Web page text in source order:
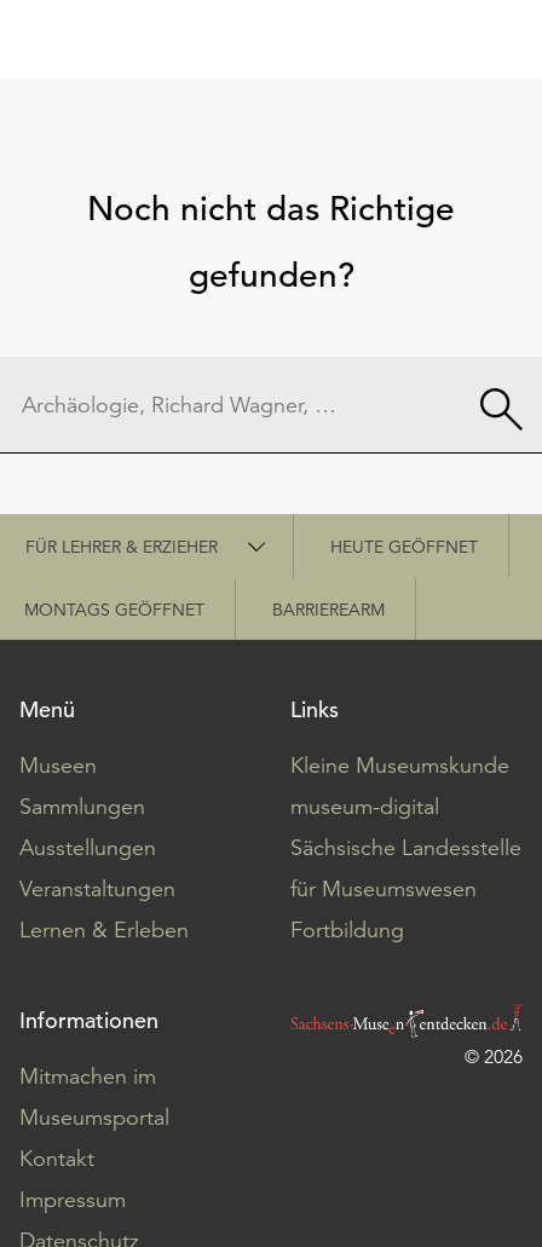
Noch nicht das Richtige
gefunden?
Schnellzugriff
FÜR LEHRER & ERZIEHER HEUTE GEÖFFNET
MONTAGS GEÖFFNET BARRIEREARM
Menü
Museen
Sammlungen
Ausstellungen
Veranstaltungen
Lernen & Erleben
Links
Kleine Museumskunde
museum-digital
Sächsische Landesstelle
für Museumswesen
Fortbildung
Informationen
Mitmachen im
Museumsportal
Kontakt
Impressum
Datenschutz
© 2026